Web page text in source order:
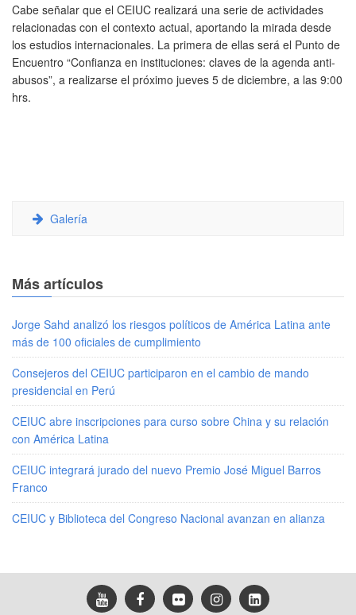
Cabe señalar que el CEIUC realizará una serie de actividades
relacionadas con el contexto actual, aportando la mirada desde
los estudios internacionales. La primera de ellas será el Punto de
Encuentro “Confianza en instituciones: claves de la agenda anti-
abusos”, a realizarse el próximo jueves 5 de diciembre, a las 9:00
hrs.
Galería
Más artículos
Jorge Sahd analizó los riesgos políticos de América Latina ante
más de 100 oficiales de cumplimiento
Consejeros del CEIUC participaron en el cambio de mando
presidencial en Perú
CEIUC abre inscripciones para curso sobre China y su relación
con América Latina
CEIUC integrará jurado del nuevo Premio José Miguel Barros
Franco
CEIUC y Biblioteca del Congreso Nacional avanzan en alianza